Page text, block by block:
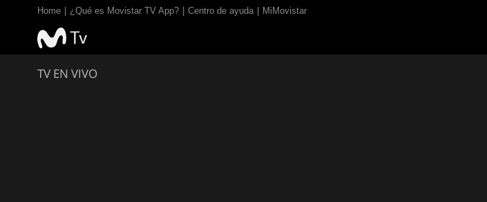
Home ¿Qué es Movistar TV App? Centro de ayuda MiMovistar
TV EN VIVO